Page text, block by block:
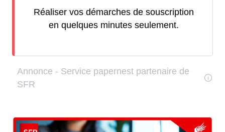
Réaliser vos démarches de souscription
en quelques minutes seulement.